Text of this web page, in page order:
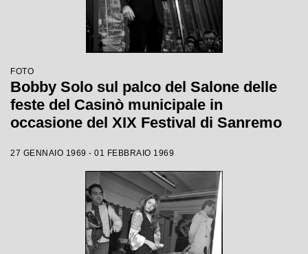
FOTO
Bobby Solo sul palco del Salone delle
feste del Casinò municipale in
occasione del XIX Festival di Sanremo
27 GENNAIO 1969 - 01 FEBBRAIO 1969